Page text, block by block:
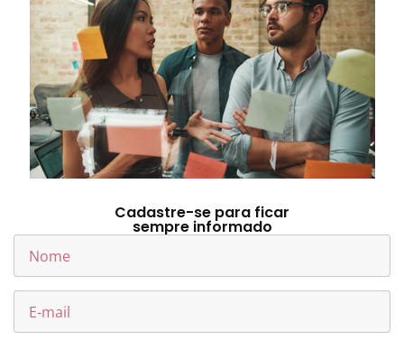
Cadastre-se para ficar
sempre informado